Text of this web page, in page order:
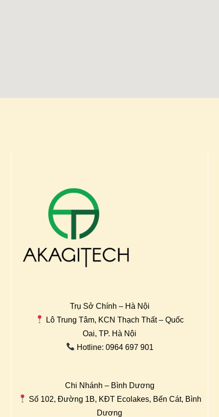
Trụ Sở Chính – Hà Nội
Lô Trung Tâm, KCN Thạch Thất – Quốc
Oai, TP. Hà Nội
Hotline: 0964 697 901
Chi Nhánh – Bình Dương
Số 102, Đường 1B, KĐT Ecolakes, Bến Cát, Bình
Dương